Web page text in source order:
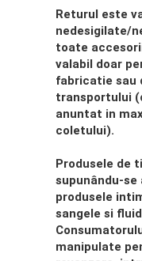
Returul este
nedesigilate/
toate
valabil doar
fabricatie sau
transportului
anuntat in
coletului).
Produsele de
supunându-
produsele
sangele si
manipulate